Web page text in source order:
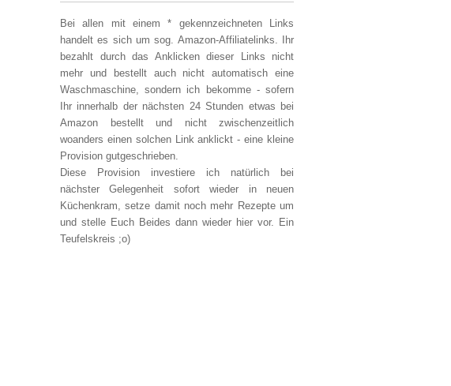
Bei allen mit einem * gekennzeichneten Links
handelt es sich um sog. Amazon-Affiliatelinks. Ihr
bezahlt durch das Anklicken dieser Links nicht
mehr und bestellt auch nicht automatisch eine
Waschmaschine, sondern ich bekomme - sofern
Ihr innerhalb der nächsten 24 Stunden etwas bei
Amazon bestellt und nicht zwischenzeitlich
woanders einen solchen Link anklickt - eine kleine
Provision gutgeschrieben.
Diese Provision investiere ich natürlich bei
nächster Gelegenheit sofort wieder in neuen
Küchenkram, setze damit noch mehr Rezepte um
und stelle Euch Beides dann wieder hier vor. Ein
Teufelskreis ;o)